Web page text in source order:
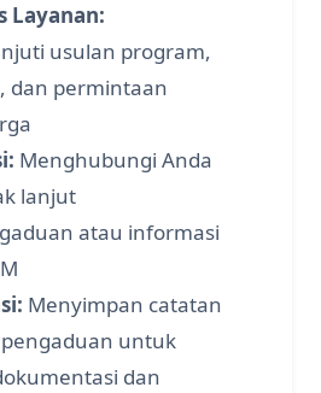
Layanan:
usulan program,
dan permintaan
Menghubungi Anda
lanjut
atau informasi
Menyimpan catatan
untuk
dan